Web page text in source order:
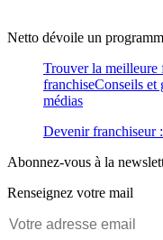
Netto dévoile un
Trouver la meilleure
franchiseConseils et
médias
Devenir franchiseur
Abonnez-vous à la
Renseignez votre mail